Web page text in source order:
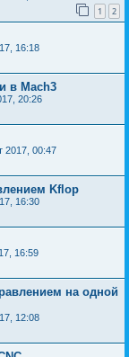
1 2
16:18
в Mach3
20:26
2017, 00:47
Kflop
16:30
16:59
на одной
12:08